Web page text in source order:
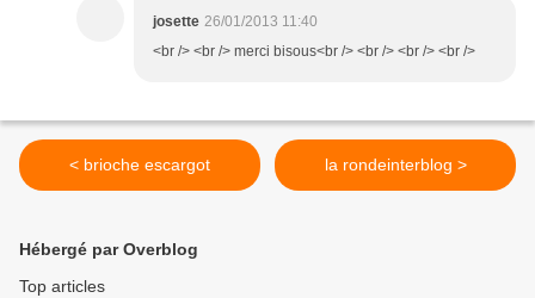
josette 26/01/2013 11:40
<br /> <br /> merci bisous<br /> <br /> <br /> <br />
< brioche escargot la rondeinterblog >
Hébergé par Overblog
Top articles